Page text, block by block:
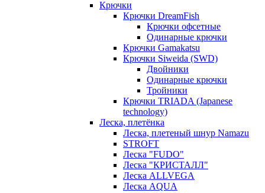
Крючки
Крючки DreamFish
Крючки офсетные
Одинарные крючки
Крючки Gamakatsu
Крючки Siweida (SWD)
Двойники
Одинарные крючки
Тройники
Крючки TRIADA (Japanese
technology)
Леска, плетёнка
Леска, плетеный шнур Namazu
STROFT
Леска "FUDO"
Леска "КРИСТАЛЛ"
Леска ALLVEGA
Леска AQUA